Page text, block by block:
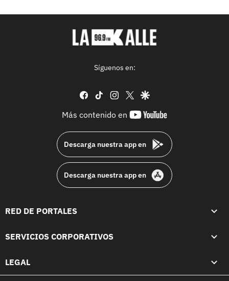
Síguenos en:
facebook
tiktok instagram
twittergoogle
Más contenido en
youtube-
Descarga nuestra app en
Descarga nuestra app en
RED DE PORTALES
SERVICIOS CORPORATIVOS
LEGAL